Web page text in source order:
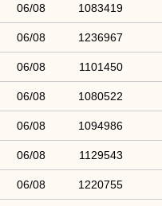
1083419
06/08
1236967
06/08
1101450
06/08
1080522
06/08
1094986
06/08
1129543
06/08
1220755
06/08